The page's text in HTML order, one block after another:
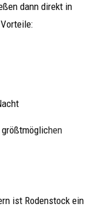
dann direkt in
ist Rodenstock ein